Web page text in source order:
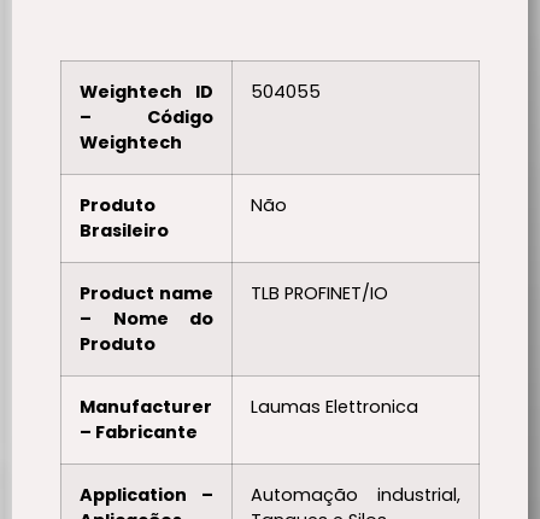
Weightech ID
– Código
Weightech
504055
Produto
Brasileiro
Não
Product name
– Nome do
Produto
TLB PROFINET/IO
Manufacturer
– Fabricante
Laumas Elettronica
Application –
Automação industrial,